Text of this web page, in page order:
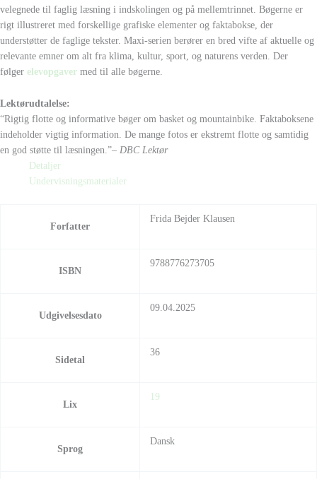
velegnede til faglig læsning i indskolingen og på mellemtrinnet. Bøgerne er
rigt illustreret med forskellige grafiske elementer og faktabokse, der
understøtter de faglige tekster. Maxi-serien berører en bred vifte af aktuelle og
relevante emner om alt fra klima, kultur, sport, og naturens verden. Der
følger elevopgaver med til alle bøgerne.
Lektørudtalelse:
“Rigtig flotte og informative bøger om basket og mountainbike. Faktaboksene
indeholder vigtig information. De mange fotos er ekstremt flotte og samtidig
en god støtte til læsningen.”– DBC Lektør
Detaljer
Undervisningsmaterialer
Forfatter
Frida Bejder Klausen
ISBN
9788776273705
Udgivelsesdato
09.04.2025
Sidetal
36
Lix
19
Sprog
Dansk